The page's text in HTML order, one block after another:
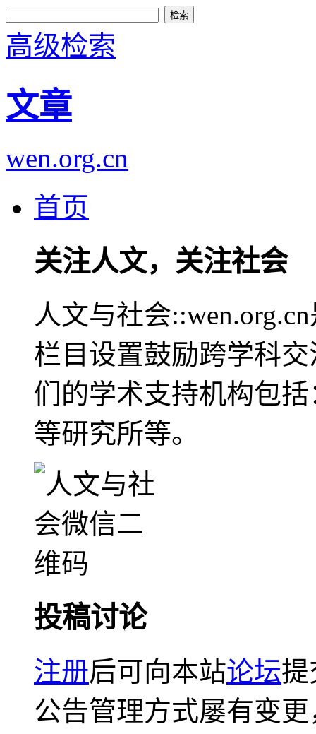
高级检索
文章
wen.org.cn
首页
关注人文，关注社会
人文与社会
栏目设置鼓励跨学科
们的学术支持机构包
等研究所等。
投稿讨论
注册后可向本站论坛提
公告管理方式屡有变